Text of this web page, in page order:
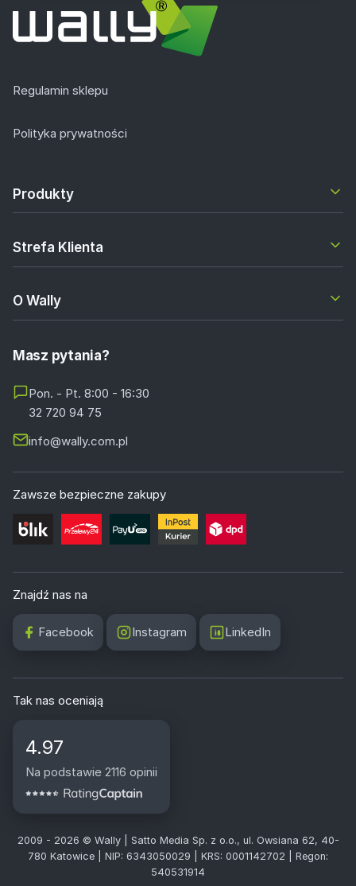
Regulamin sklepu
Polityka prywatności
Produkty
Strefa Klienta
O Wally
Masz pytania?
Pon. - Pt. 8:00 - 16:30
32 720 94 75
info@wally.com.pl
Zawsze bezpieczne zakupy
Znajdź nas na
Facebook Instagram LinkedIn
Tak nas oceniają
4.97
Na podstawie 2116 opinii
2009 - 2026 © Wally | Satto Media Sp. z o.o., ul. Owsiana 62, 40-
780 Katowice | NIP: 6343050029 | KRS: 0001142702 | Regon:
540531914